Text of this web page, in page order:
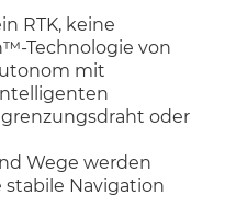
RTK, keine
Technologie von
mit
oder
Wege werden
stabile Navigation